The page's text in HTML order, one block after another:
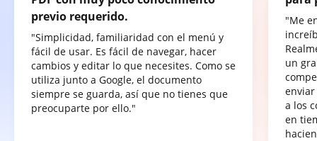
previo requerido.
"Simplicidad, familiaridad con el menú y
fácil de usar. Es fácil de navegar, hacer
cambios y editar lo que necesites. Como se
utiliza junto a Google, el documento
siempre se guarda, así que no tienes que
preocuparte por ello."
"Me
un
a los
en